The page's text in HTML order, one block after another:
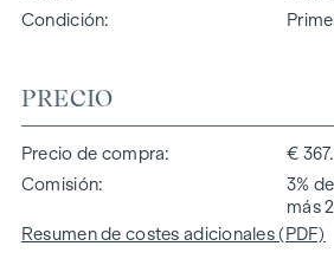
Condición
PRECIO
Precio de compra
€
Comisión
3%
más
Resumen de costes adicionales (PDF)